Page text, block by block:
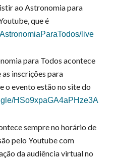
ao Astronomia para
que é
live
para Todos acontece
as inscrições para
o evento estão no site do
HSo9xpaGA4aPHze3A
sempre no horário de
pelo Youtube com
da audiência virtual no